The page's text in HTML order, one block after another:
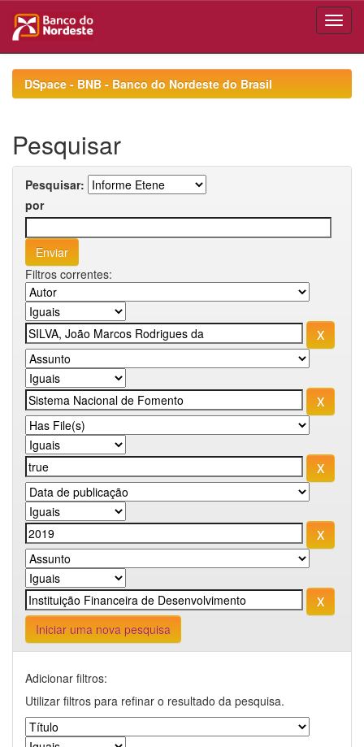
navigationDSpace - BNB - Banco do Nordeste do Brasil
Pesquisar
Pesquisar:
por
Filtros correntes:
Iniciar uma nova pesquisa
Adicionar filtros:
Utilizar filtros para refinar o resultado da pesquisa.